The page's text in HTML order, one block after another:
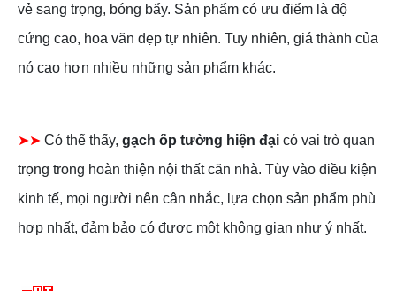
vẻ sang trọng, bóng bẩy. Sản phẩm có ưu điểm là độ
cứng cao, hoa văn đẹp tự nhiên. Tuy nhiên, giá thành của
nó cao hơn nhiều những sản phẩm khác.
➤➤ Có thể thấy, gạch ốp tường hiện đại có vai trò quan
trọng trong hoàn thiện nội thất căn nhà. Tùy vào điều kiện
kinh tế, mọi người nên cân nhắc, lựa chọn sản phẩm phù
hợp nhất, đảm bảo có được một không gian như ý nhất.